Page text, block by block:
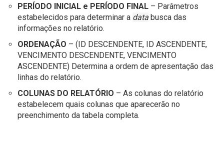
PERÍODO INICIAL e PERÍODO FINAL – Parâmetros
estabelecidos para determinar a data busca das
informações no relatório.
ORDENAÇÃO – (ID DESCENDENTE, ID ASCENDENTE,
VENCIMENTO DESCENDENTE, VENCIMENTO
ASCENDENTE) Determina a ordem de apresentação das
linhas do relatório.
COLUNAS DO RELATÓRIO – As colunas do relatório
estabelecem quais colunas que aparecerão no
preenchimento da tabela completa.